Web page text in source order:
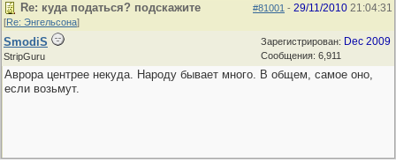
#81001 - 29/11/2010 21:04:31
Re: куда податься? подскажите
[Re: Энгельсона]
Зарегистрирован: Dec 2009
Сообщения: 6,911
SmodiS
StripGuru
Аврора центрее некуда. Народу бывает много. В общем, самое оно,
если возьмут.